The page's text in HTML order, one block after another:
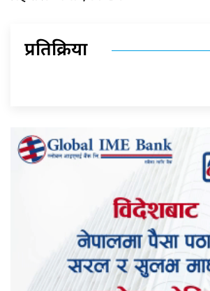
प्रतिक्रिया